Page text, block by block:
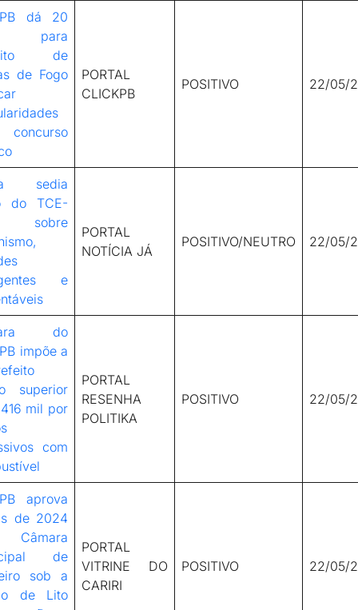
PB dá 20
para
de
de Fogo
PORTAL
CLICKPB
POSITIVO 22/05/
sedia
do TCE-
sobre
e
PORTAL
NOTÍCIA JÁ
POSITIVO/NEUTRO 22/05/
do
impõe a
superior
mil por
com
PORTAL
RESENHA
POLITIKA
POSITIVO 22/05/
aprova
de 2024
de
sob a
de Lito
PORTAL
VITRINE DO
CARIRI
POSITIVO 22/05/